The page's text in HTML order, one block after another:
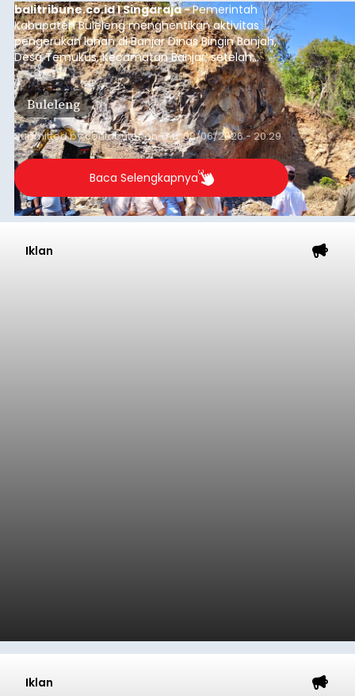
balitribune.co.id I Singaraja -Pemerintah
Kabupaten Buleleng menghentikan aktivitas
pengerukan lahan di Banjar Dinas Bingin Banjah,
Desa Temukus, Kecamatan Banjar, setelah
ditemukan indikasi kegiatan pengambilan
material yang tidak sesuai dengan peruntukan
kawasan.
Buleleng
Submitted bycontributoronThu, 08/06/2026 - 20:29
Baca Selengkapnya
Iklan
Iklan